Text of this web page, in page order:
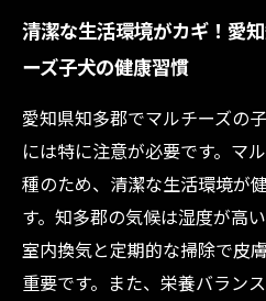
清潔な生活環境がカギ！愛
ーズ子犬の健康習慣
愛知県知多郡でマルチーズの
には特に注意が必要です。マ
種のため、清潔な生活環境が
す。知多郡の気候は湿度が高
室内換気と定期的な掃除で皮
重要です。また、栄養バラン